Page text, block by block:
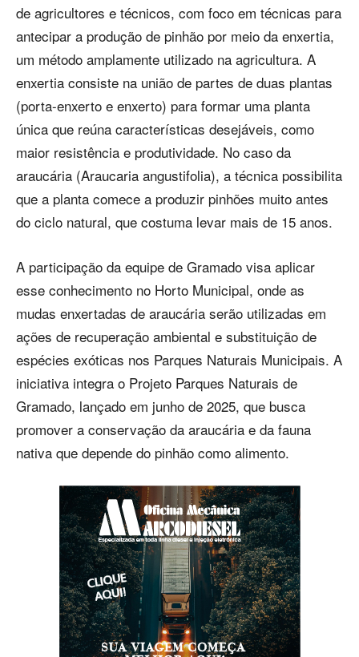
de agricultores e técnicos, com foco em técnicas para
antecipar a produção de pinhão por meio da enxertia,
um método amplamente utilizado na agricultura. A
enxertia consiste na união de partes de duas plantas
(porta-enxerto e enxerto) para formar uma planta
única que reúna características desejáveis, como
maior resistência e produtividade. No caso da
araucária (Araucaria angustifolia), a técnica possibilita
que a planta comece a produzir pinhões muito antes
do ciclo natural, que costuma levar mais de 15 anos.
A participação da equipe de Gramado visa aplicar
esse conhecimento no Horto Municipal, onde as
mudas enxertadas de araucária serão utilizadas em
ações de recuperação ambiental e substituição de
espécies exóticas nos Parques Naturais Municipais. A
iniciativa integra o Projeto Parques Naturais de
Gramado, lançado em junho de 2025, que busca
promover a conservação da araucária e da fauna
nativa que depende do pinhão como alimento.